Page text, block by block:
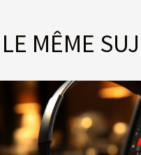
MÊME